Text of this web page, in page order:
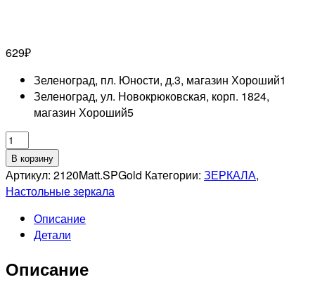
629₽
Зеленоград, пл. Юности, д.3, магазин Хороший1
Зеленоград, ул. Новокрюковская, корп. 1824,
магазин Хороший5
Количество
товара
WEISEN
2120Matt.SPGold
настольное
овальное,
11.2х15см
В корзину
Артикул: 2120Matt.SPGold Категории: ЗЕРКАЛА,
Настольные зеркала
Описание
Детали
Описание